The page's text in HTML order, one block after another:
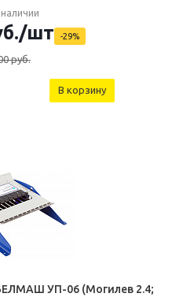
/шт -29%
руб.
В корзину
УП-06 (Могилев 2.4;